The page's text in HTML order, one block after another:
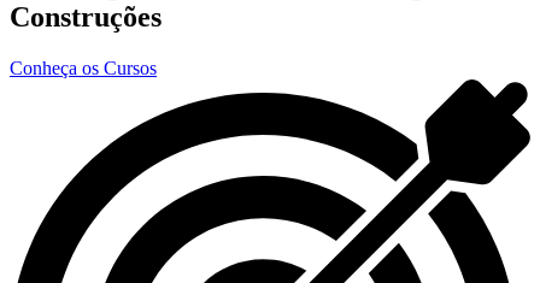
Construções
Conheça os Cursos